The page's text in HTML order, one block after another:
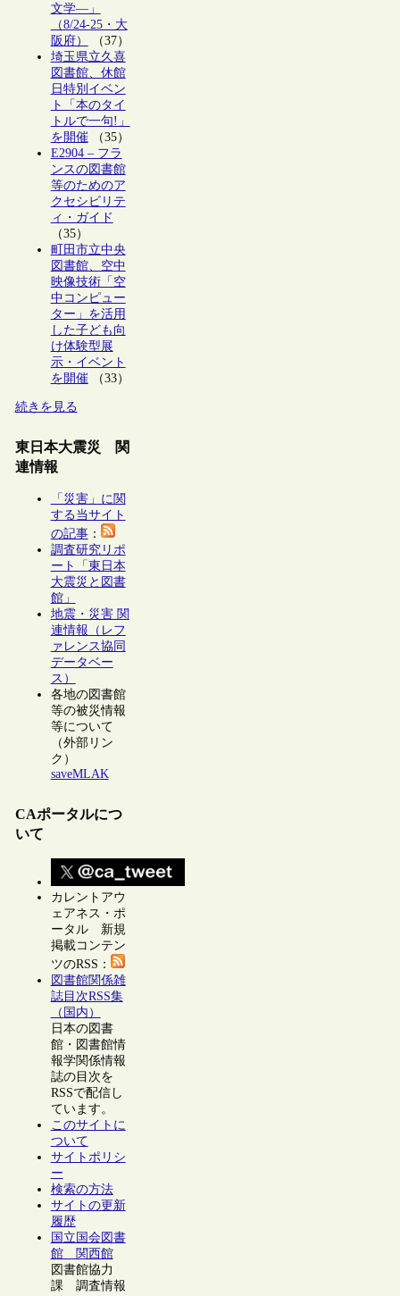
文学―」
（8/24-25・大
阪府）
（37）
埼玉県立久喜
図書館、休館
日特別イベン
ト「本のタイ
トルで一句!」
を開催（35）
E2904 – フラ
ンスの図書館
等のためのア
クセシビリテ
ィ・ガイド
（35）
町田市立中央
図書館、空中
映像技術「空
中コンピュー
ター」を活用
した子ども向
け体験型展
示・イベント
を開催（33）
続きを見る
東日本大震災 関
連情報
「災害」に関
する当サイト
の記事：
調査研究リポ
ート「東日本
大震災と図書
館」
地震・災害 関
連情報（レフ
ァレンス協同
データベー
ス）
各地の図書館
等の被災情報
等について
（外部リン
ク）
saveMLAK
CAポータルにつ
いて
カレントアウ
ェアネス・ポ
ータル 新規
掲載コンテン
ツのRSS：
図書館関係雑
誌目次RSS集
（国内）
日本の図書
館・図書館情
報学関係情報
誌の目次を
RSSで配信し
ています。
このサイトに
ついて
サイトポリシ
ー
検索の方法
サイトの更新
履歴
国立国会図書
館 関西館
図書館協力
課 調査情報